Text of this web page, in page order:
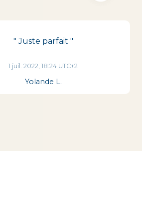
" Juste parfait "
1 juil. 2022, 18:24 UTC+2
Yolande L.